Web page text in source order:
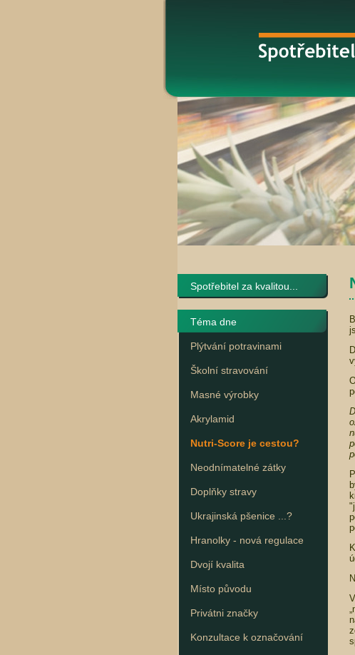
Spotřebitel za kvalitou...
Téma dne
Plýtvání potravinami
Školní stravování
Masné výrobky
Akrylamid
Nutri-Score je cestou?
Neodnímatelné zátky
Doplňky stravy
Ukrajinská pšenice ...?
Hranolky - nová regulace
Dvojí kvalita
Místo původu
Privátni značky
Konzultace k označování